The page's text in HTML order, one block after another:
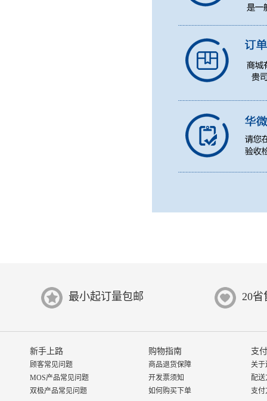
最小起订量包邮 20省
新手上路
顾客常见问题
MOS产品常见问题
双极产品常见问题
购物指南
商品退货保障
开发票须知
如何购买下单
支
关于
配送
支付